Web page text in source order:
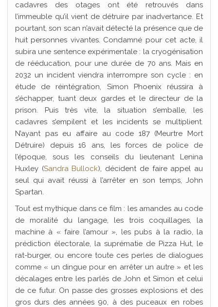
cadavres des otages ont été retrouvés dans
l’immeuble qu’il vient de détruire par inadvertance. Et
pourtant, son scan n’avait détecté la présence que de
huit personnes vivantes. Condamné pour cet acte, il
subira une sentence expérimentale : la cryogénisation
de rééducation, pour une durée de 70 ans. Mais en
2032 un incident viendra interrompre son cycle : en
étude de réintégration, Simon Phoenix réussira à
s’échapper, tuant deux gardes et le directeur de la
prison. Puis très vite, la situation s’emballe, les
cadavres s’empilent et les incidents se multiplient.
N’ayant pas eu affaire au code 187 (Meurtre Mort
Détruire) depuis 16 ans, les forces de police de
l’époque, sous les conseils du lieutenant Lenina
Huxley (Sandra Bullock), décident de faire appel au
seul qui avait réussi à l’arrêter en son temps, John
Spartan.
Tout est mythique dans ce film : les amandes au code
de moralité du langage, les trois coquillages, la
machine à « faire l’amour », les pubs à la radio, la
prédiction électorale, la suprématie de Pizza Hut, le
rat-burger, ou encore toute ces perles de dialogues
comme « un dingue pour en arrêter un autre » et les
décalages entre les parlés de John et Simon et celui
de ce futur. On passe des grosses explosions et des
gros durs des années 90, à des puceaux en robes